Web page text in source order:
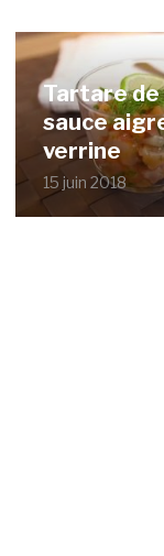
Tartare de
sauce
verrine
15 juin 2018